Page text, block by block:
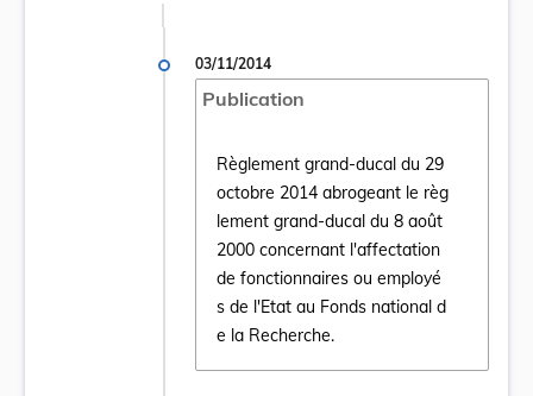
03/11/2014
Publication
Règlement grand-ducal du 29
octobre 2014 abrogeant le règ
lement grand-ducal du 8 août
2000 concernant l'affectation
de fonctionnaires ou employé
s de l'Etat au Fonds national d
e la Recherche.
Ouvrir le document Règlement grand-